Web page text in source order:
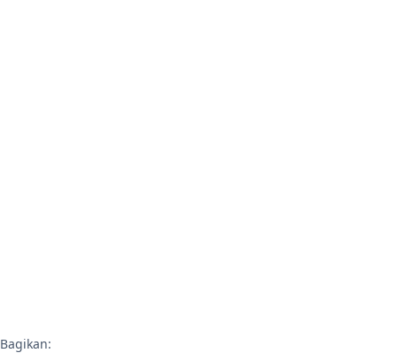
Bagikan: